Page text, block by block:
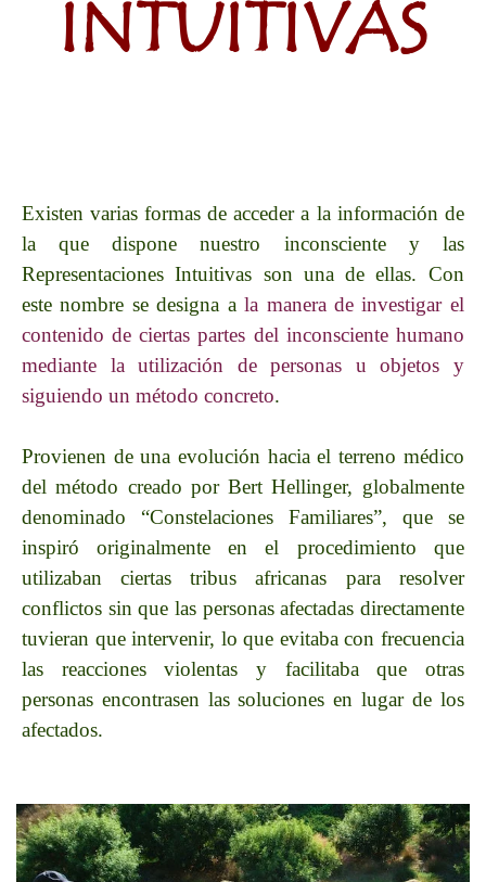
INTUITIVAS
Existen varias formas de acceder a la información de
la que dispone nuestro inconsciente y las
Representaciones Intuitivas son una de ellas. Con
este nombre se designa a la manera de investigar el
contenido de ciertas partes del inconsciente humano
mediante la utilización de personas u objetos y
siguiendo un método concreto.
Provienen de una evolución hacia el terreno médico
del método creado por Bert Hellinger, globalmente
denominado “Constelaciones Familiares”, que se
inspiró originalmente en el procedimiento que
utilizaban ciertas tribus africanas para resolver
conflictos sin que las personas afectadas directamente
tuvieran que intervenir, lo que evitaba con frecuencia
las reacciones violentas y facilitaba que otras
personas encontrasen las soluciones en lugar de los
afectados.